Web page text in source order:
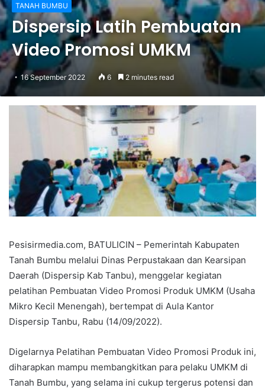
TANAH BUMBU
Dispersip Latih Pembuatan
Video Promosi UMKM
16 September 2022 6 2 minutes read
Pesisirmedia.com, BATULICIN – Pemerintah Kabupaten
Tanah Bumbu melalui Dinas Perpustakaan dan Kearsipan
Daerah (Dispersip Kab Tanbu), menggelar kegiatan
pelatihan Pembuatan Video Promosi Produk UMKM (Usaha
Mikro Kecil Menengah), bertempat di Aula Kantor
Dispersip Tanbu, Rabu (14/09/2022).
Digelarnya Pelatihan Pembuatan Video Promosi Produk ini,
diharapkan mampu membangkitkan para pelaku UMKM di
Tanah Bumbu, yang selama ini cukup tergerus potensi dan